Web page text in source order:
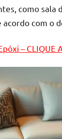
as
melhores
tendências
para
mesa
de
resinada
de
como sala
com o
– CLIQUE